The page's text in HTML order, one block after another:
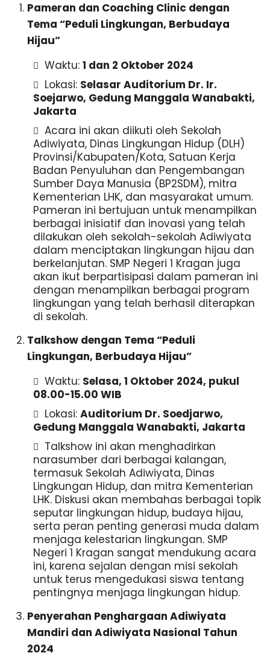
Pameran dan Coaching Clinic dengan
Tema “Peduli Lingkungan, Berbudaya
Hijau”
Waktu: 1 dan 2 Oktober 2024
Lokasi: Selasar Auditorium Dr. Ir.
Soejarwo, Gedung Manggala Wanabakti,
Jakarta
Acara ini akan diikuti oleh Sekolah
Adiwiyata, Dinas Lingkungan Hidup (DLH)
Provinsi/Kabupaten/Kota, Satuan Kerja
Badan Penyuluhan dan Pengembangan
Sumber Daya Manusia (BP2SDM), mitra
Kementerian LHK, dan masyarakat umum.
Pameran ini bertujuan untuk menampilkan
berbagai inisiatif dan inovasi yang telah
dilakukan oleh sekolah-sekolah Adiwiyata
dalam menciptakan lingkungan hijau dan
berkelanjutan. SMP Negeri 1 Kragan juga
akan ikut berpartisipasi dalam pameran ini
dengan menampilkan berbagai program
lingkungan yang telah berhasil diterapkan
di sekolah.
Talkshow dengan Tema “Peduli
Lingkungan, Berbudaya Hijau”
Waktu: Selasa, 1 Oktober 2024, pukul
08.00-15.00 WIB
Lokasi: Auditorium Dr. Soedjarwo,
Gedung Manggala Wanabakti, Jakarta
Talkshow ini akan menghadirkan
narasumber dari berbagai kalangan,
termasuk Sekolah Adiwiyata, Dinas
Lingkungan Hidup, dan mitra Kementerian
LHK. Diskusi akan membahas berbagai topik
seputar lingkungan hidup, budaya hijau,
serta peran penting generasi muda dalam
menjaga kelestarian lingkungan. SMP
Negeri 1 Kragan sangat mendukung acara
ini, karena sejalan dengan misi sekolah
untuk terus mengedukasi siswa tentang
pentingnya menjaga lingkungan hidup.
Penyerahan Penghargaan Adiwiyata
Mandiri dan Adiwiyata Nasional Tahun
2024